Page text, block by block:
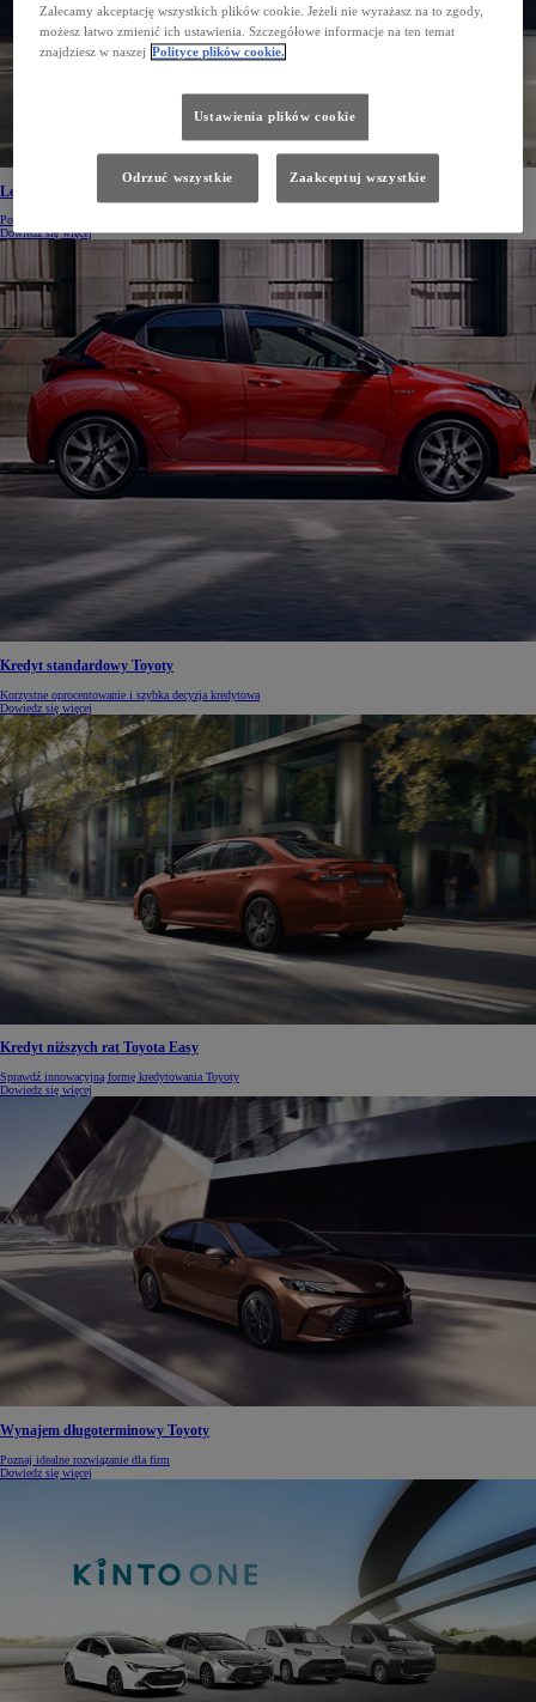
Leasing standardowy dla Twojej firmy
Poznaj ofertę Toyoty
Dowiedz się więcej
Kredyt standardowy Toyoty
Korzystne oprocentowanie i szybka decyzja kredytowa
Dowiedz się więcej
Kredyt niższych rat Toyota Easy
Sprawdź innowacyjną formę kredytowania Toyoty
Dowiedz się więcej
Wynajem długoterminowy Toyoty
Poznaj idealne rozwiązanie dla firm
Dowiedz się więcej
Zalecamy akceptację wszystkich plików cookie. Jeżeli nie wyrażasz na to zgody,
możesz łatwo zmienić ich ustawienia. Szczegółowe informacje na ten temat
znajdziesz w naszej Polityce plików cookie.
Ustawienia plików cookie
Odrzuć wszystkie Zaakceptuj wszystkie